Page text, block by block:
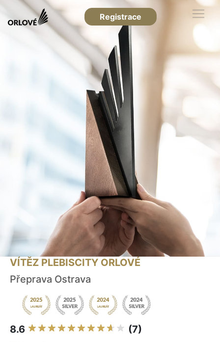
Registrace
VÍTĚZ PLEBISCITY ORLOVÉ
Přeprava Ostrava
8.6 (7)